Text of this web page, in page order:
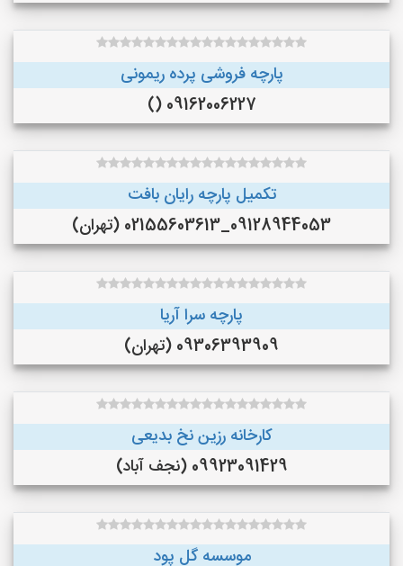
پارچه فروشی پرده ریمونی
09162006227 ()
تکمیل پارچه رایان بافت
09128944053_02155603613 (تهران)
پارچه سرا آریا
09306393909 (تهران)
کارخانه رزین نخ بدیعی
09923091429 (نجف‌ آباد)
موسسه گل پود